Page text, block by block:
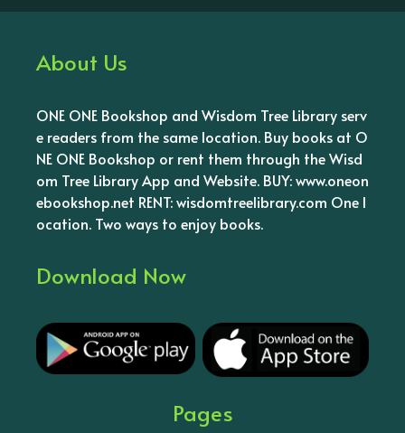
About Us
ONE ONE Bookshop and Wisdom Tree Library serv
e readers from the same location. Buy books at O
NE ONE Bookshop or rent them through the Wisd
om Tree Library App and Website. BUY: www.oneon
ebookshop.net RENT: wisdomtreelibrary.com One l
ocation. Two ways to enjoy books.
Download Now
Pages